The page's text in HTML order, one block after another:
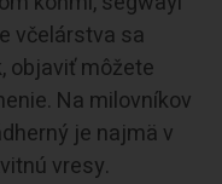
včelárstva sa
objaviť môžete
Na milovníkov
je najmä v
vresy.